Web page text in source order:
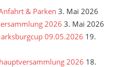
& Parken 3. Mai 2026
2026 3. Mai 2026
09.05.2026 19.
2026 18.